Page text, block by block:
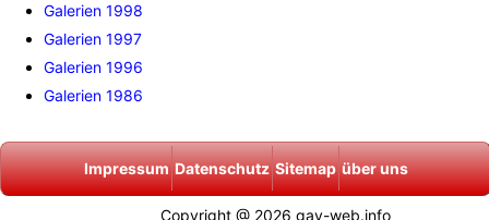
Galerien 1998
Galerien 1997
Galerien 1996
Galerien 1986
Impressum Datenschutz Sitemap über uns
Copyright @ 2026 gay-web.info